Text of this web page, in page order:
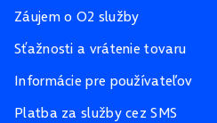
Záujem o O2 služby
Sťažnosti a vrátenie tovaru
Informácie pre používateľov
Platba za služby cez SMS